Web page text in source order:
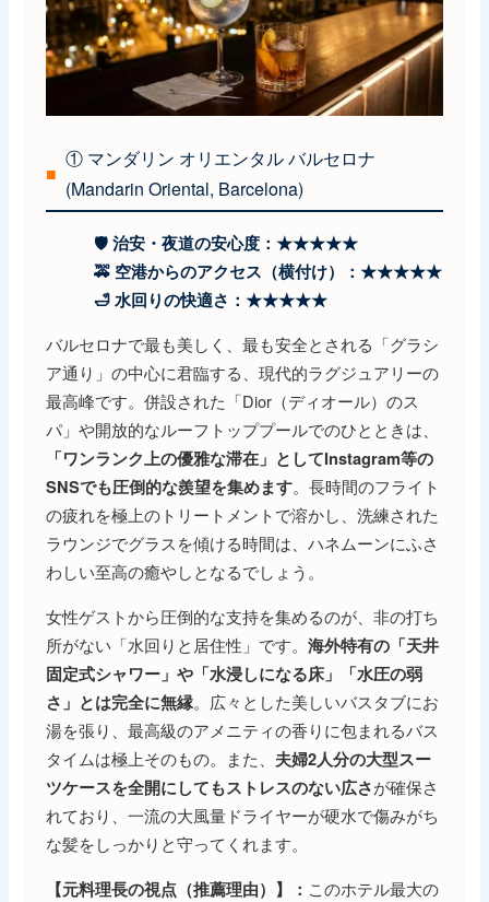
■
① マンダリン オリエンタル バルセロナ
(Mandarin Oriental, Barcelona)
🛡️ 治安・夜道の安心度：★★★★★
🚕 空港からのアクセス（横付け）：★★★★★
🛁 水回りの快適さ：★★★★★
バルセロナで最も美しく、最も安全とされる「グラシ
ア通り」の中心に君臨する、現代的ラグジュアリーの
最高峰です。併設された「Dior（ディオール）のス
パ」や開放的なルーフトッププールでのひとときは、
「ワンランク上の優雅な滞在」としてInstagram等の
SNSでも圧倒的な羨望を集めます。長時間のフライト
の疲れを極上のトリートメントで溶かし、洗練された
ラウンジでグラスを傾ける時間は、ハネムーンにふさ
わしい至高の癒やしとなるでしょう。
女性ゲストから圧倒的な支持を集めるのが、非の打ち
所がない「水回りと居住性」です。海外特有の「天井
固定式シャワー」や「水浸しになる床」「水圧の弱
さ」とは完全に無縁。広々とした美しいバスタブにお
湯を張り、最高級のアメニティの香りに包まれるバス
タイムは極上そのもの。また、 夫婦2人分の大型スー
ツケースを全開にしてもストレスのない広さが確保さ
れており、一流の大風量ドライヤーが硬水で傷みがち
な髪をしっかりと守ってくれます。
【元料理長の視点（推薦理由）】： このホテル最大の